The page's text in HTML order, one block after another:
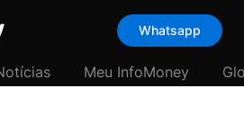
Whatsapp
Meu InfoMoney